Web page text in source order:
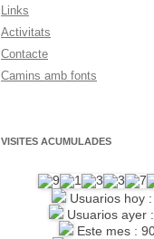
Links
Activitats
Contacte
Camins amb fonts
VISITES ACUMULADES
Usuarios hoy :
Usuarios ayer
Este mes :